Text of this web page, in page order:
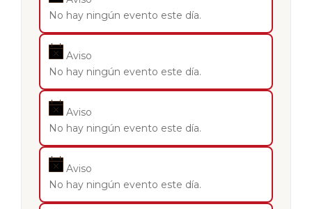
No hay ningún evento este día.
Aviso
No hay ningún evento este día.
Aviso
No hay ningún evento este día.
Aviso
No hay ningún evento este día.